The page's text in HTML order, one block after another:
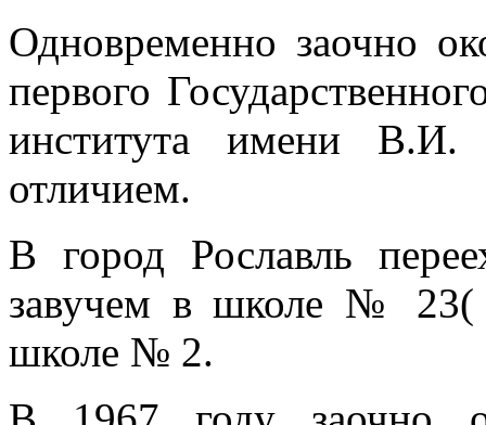
Одновременно заочно
первого
института имени
отличием.
В город Рославль
завучем в школе № 23(
школе № 2.